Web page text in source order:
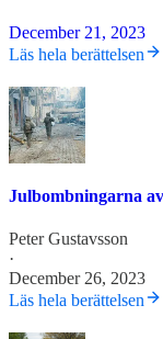
December 21, 2023
Läs hela berättelsen
Julbombningarna
Peter Gustavsson
·
December 26, 2023
Läs hela berättelsen